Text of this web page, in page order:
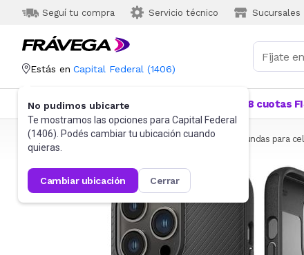
Seguí tu compra Servicio técnico Sucursales
Estás en Capital Federal (1406)
No pudimos ubicarte
Te mostramos las opciones para Capital Federal
(1406). Podés cambiar tu ubicación cuando
quieras.
cambiar ubicación cerrar
Categorías Más Vendidos 18 cuotas
Frávega Celulares Accesorios para Celulares Fundas para